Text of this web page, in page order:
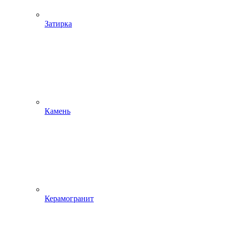
Затирка
Камень
Керамогранит